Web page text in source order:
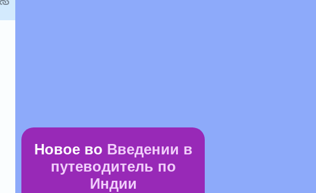
Новое во Введении в
путеводитель по
Индии